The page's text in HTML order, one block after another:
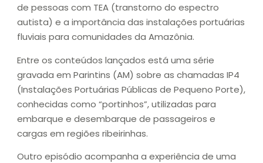
de pessoas com TEA (transtorno do espectro
autista) e a importância das instalações portuárias
fluviais para comunidades da Amazônia.
Entre os conteúdos lançados está uma série
gravada em Parintins (AM) sobre as chamadas IP4
(Instalações Portuárias Públicas de Pequeno Porte),
conhecidas como “portinhos”, utilizadas para
embarque e desembarque de passageiros e
cargas em regiões ribeirinhas.
Outro episódio acompanha a experiência de uma